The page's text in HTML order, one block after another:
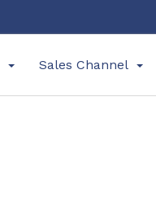
Sales Channel